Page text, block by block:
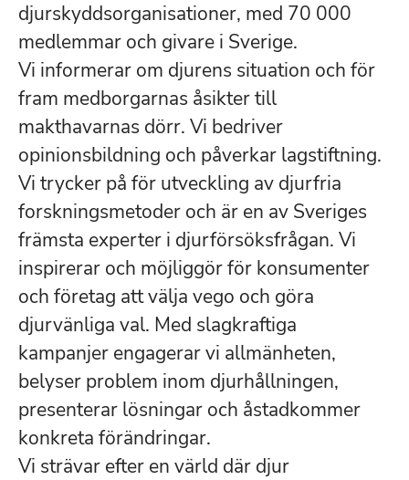
djurskyddsorganisationer, med 70 000
medlemmar och givare i Sverige.
Vi informerar om djurens situation och för
fram medborgarnas åsikter till
makthavarnas dörr. Vi bedriver
opinionsbildning och påverkar lagstiftning.
Vi trycker på för utveckling av djurfria
forskningsmetoder och är en av Sveriges
främsta experter i djurförsöksfrågan. Vi
inspirerar och möjliggör för konsumenter
och företag att välja vego och göra
djurvänliga val. Med slagkraftiga
kampanjer engagerar vi allmänheten,
belyser problem inom djurhållningen,
presenterar lösningar och åstadkommer
konkreta förändringar.
Vi strävar efter en värld där djur